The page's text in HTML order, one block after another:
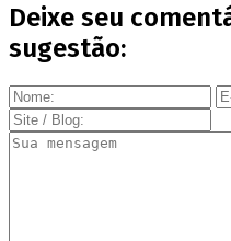
Deixe seu
sugestão: